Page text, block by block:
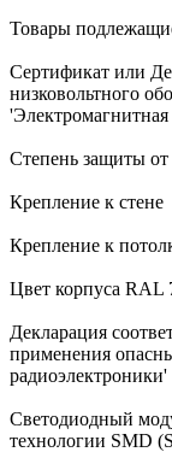
Товары
Сертификат или
низковольтного
'Электромагнитная
Степень защиты
Крепление к стене
Крепление к
Цвет корпуса RAL
Декларация
применения
радиоэлектроники'
Светодиодный
технологии SMD